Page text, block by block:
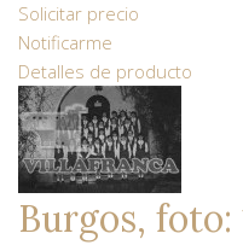
Solicitar precio
Notificarme
Detalles de producto
Burgos, foto: